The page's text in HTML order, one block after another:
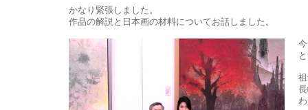
かなり緊張しました。
作品の解説と日本画の材料についてお話しました。